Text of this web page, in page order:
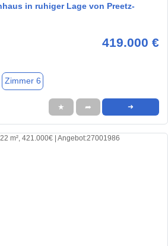
in ruhiger Lage von Preetz-
419.000 €
Zimmer 6
★ ➦ ➜